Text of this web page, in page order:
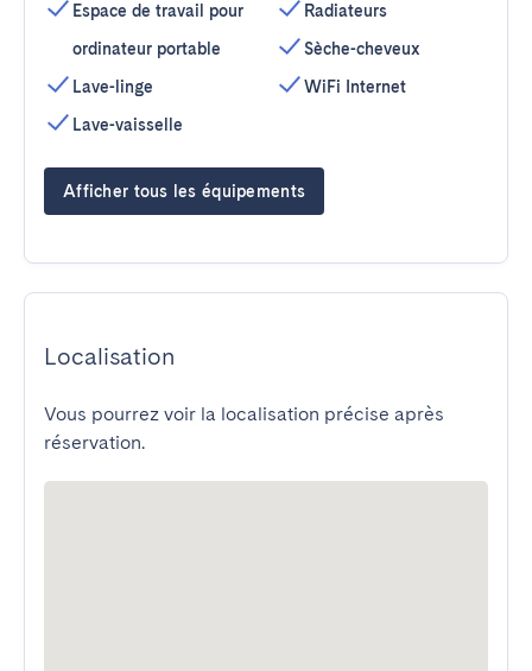
Espace de travail pour
ordinateur portable
Lave-linge
Lave-vaisselle
Radiateurs
Sèche-cheveux
WiFi Internet
Afficher tous les équipements
Localisation
Vous pourrez voir la localisation précise après
réservation.